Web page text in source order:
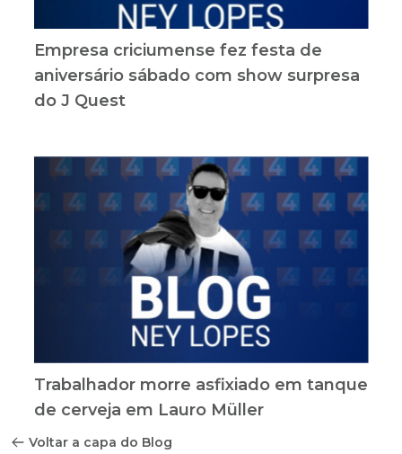
Empresa criciumense fez festa de
aniversário sábado com show surpresa
do J Quest
Trabalhador morre asfixiado em tanque
de cerveja em Lauro Müller
Voltar a capa do Blog